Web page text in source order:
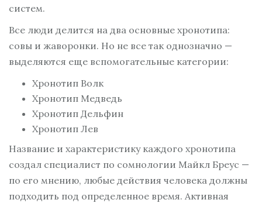
систем.
Все люди делится на два основные хронотипа:
совы и жаворонки. Но не все так однозначно —
выделяются еще вспомогательные категории:
Хронотип Волк
Хронотип Медведь
Хронотип Дельфин
Хронотип Лев
Название и характеристику каждого хронотипа
создал специалист по сомнологии Майкл Бреус —
по его мнению, любые действия человека должны
подходить под определенное время. Активная